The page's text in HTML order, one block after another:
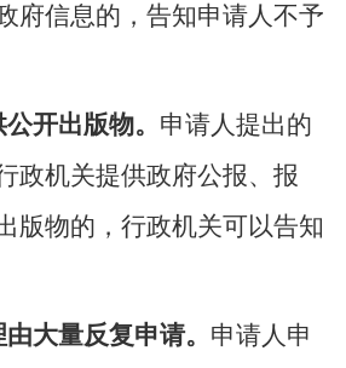
府信息的，告知申请人不予
开出版物。 申请人提出的
政机关提供政府公报、报
版物的，行政机关可以告知
大量反复申请。 申请人申